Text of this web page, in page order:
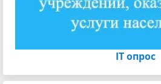
IT опрос